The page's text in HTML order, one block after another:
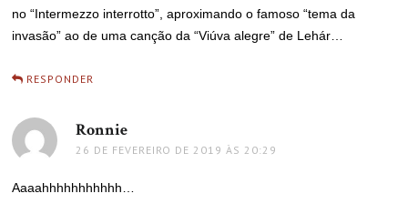
no “Intermezzo interrotto”, aproximando o famoso “tema da
invasão” ao de uma canção da “Viúva alegre” de Lehár…
RESPONDER
Ronnie
26 DE FEVEREIRO DE 2019 ÀS 20:29
Aaaahhhhhhhhhhh…